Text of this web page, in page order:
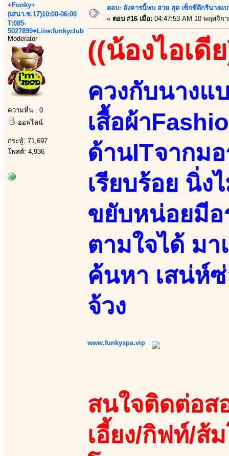
+Funky+
(เสนา.ซ.17)10:00-06:00
T:085-
5027899♥Line:funkyclub
Moderator
ความหื่น : 0
ออฟไลน์
กระทู้: 71,697
โพสต์: 4,936
ตอบ: อังคารนี้พบ สวย สุด เซ็กซี่ดีกรีนางแ
« ตอบ #16 เมื่อ: 04:47:53 AM 10 พฤศจิก
((น้องไอเดี
ควงกับนางแ
เสื้อผ้า
ด้านITจากม
เรียบร้อย นิ่ง
ขยับหน่อยมี
ตามใจได้ ม
ค้นหา เสน่ห์
จ้วง
www.funkyspa.vip
สนใจติดต่อส
เอี้ยง/กิฟท์/ส้